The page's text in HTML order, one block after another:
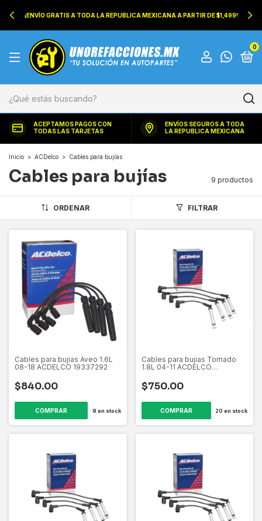
¡ENVÍO GRATIS A TODA LA REPUBLICA MEXICANA A PARTIR DE $1,499!
0
ACEPTAMOS PAGOS CON
TODAS LAS TARJETAS
ENVÍOS SEGUROS A TODA
LA REPUBLICA MEXICANA
Inicio > ACDelco > Cables para bujías
Cables para bujías 9 productos
ORDENAR FILTRAR
Cables para bujias Aveo 1.6L
08-18 ACDELCO 19337292
$840.00
9 en stock
Cables para bujias Tornado
1.8L 04-11 ACDELCO
$750.00
20 en stock